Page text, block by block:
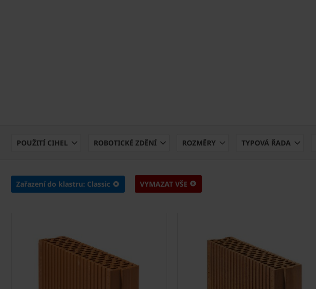
POUŽITÍ CIHEL ROBOTICKÉ ZDĚNÍ ROZMĚRY TYPOVÁ ŘADA
Zařazení do klastru: Classic VYMAZAT VŠE